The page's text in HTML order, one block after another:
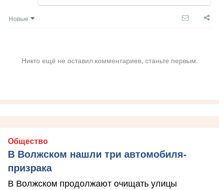
Новые
Никто ещё не оставил комментариев, станьте первым.
Общество
В Волжском нашли три автомобиля-
призрака
В Волжском продолжают очищать улицы